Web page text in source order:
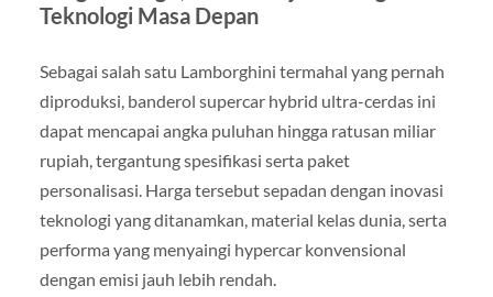
Teknologi Masa Depan
Sebagai salah satu Lamborghini termahal yang pernah
diproduksi, banderol supercar hybrid ultra-cerdas ini
dapat mencapai angka puluhan hingga ratusan miliar
rupiah, tergantung spesifikasi serta paket
personalisasi. Harga tersebut sepadan dengan inovasi
teknologi yang ditanamkan, material kelas dunia, serta
performa yang menyaingi hypercar konvensional
dengan emisi jauh lebih rendah.